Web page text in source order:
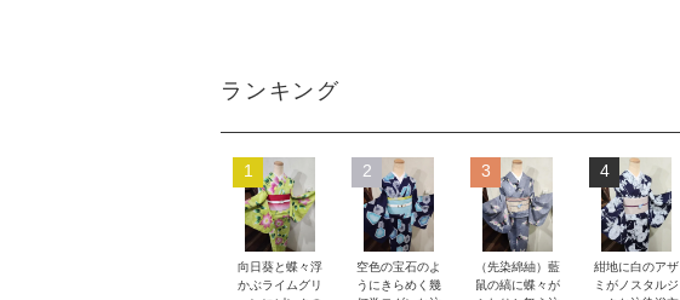
ランキング
1
向日葵と蝶々浮
かぶライムグリ
2
空色の宝石のよ
うにきらめく幾
3
（先染綿紬）藍
鼠の縞に蝶々が
4
紺地に白のアザ
ミがノスタルジ